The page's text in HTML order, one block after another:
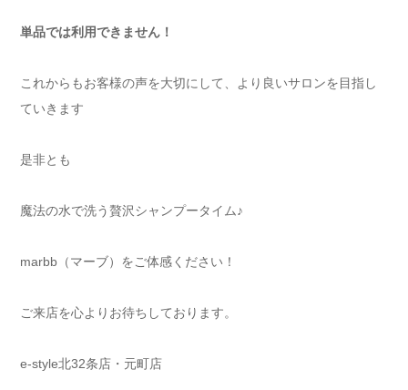
単品では利用できません！
これからもお客様の声を大切にして、より良いサロンを目指し
ていきます
是非とも
魔法の水で洗う贅沢シャンプータイム♪
marbb（マーブ）をご体感ください！
ご来店を心よりお待ちしております。
e-style北32条店・元町店